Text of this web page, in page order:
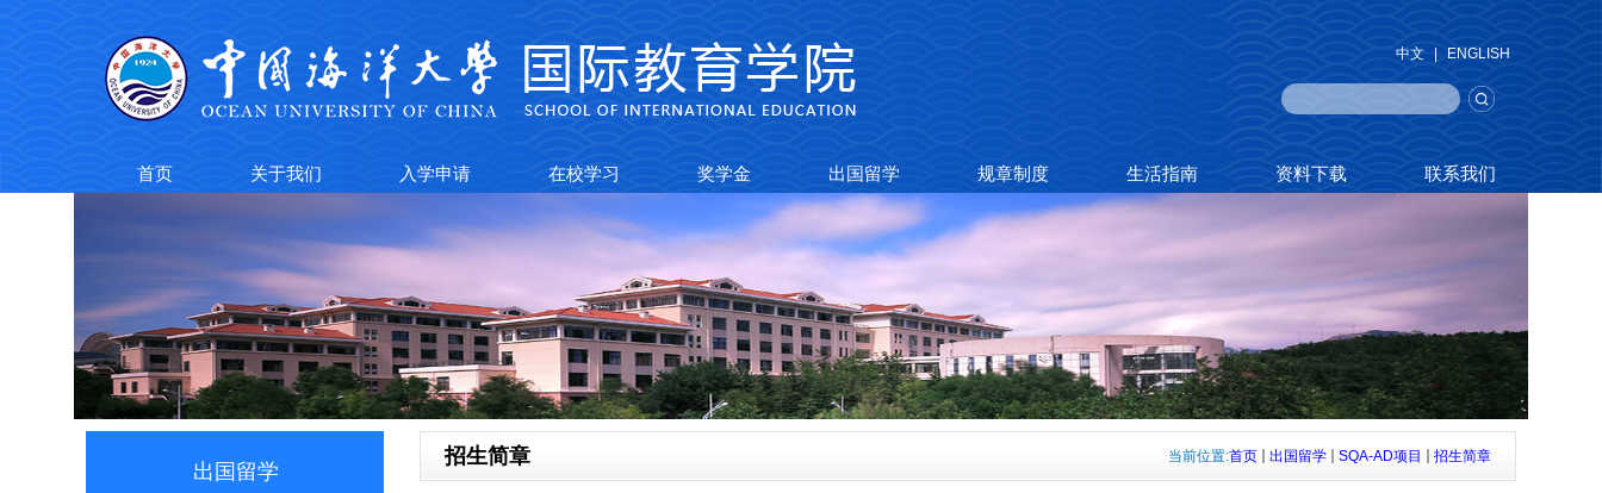
中文 ENGLISH
首页 关于我们 入学申请 在校学习 奖学金 出国留学 规章制度 生活指南 资料下载 联系我们
出国留学
招生简章 当前位置:首页 出国留学 SQA-AD项目 招生简章